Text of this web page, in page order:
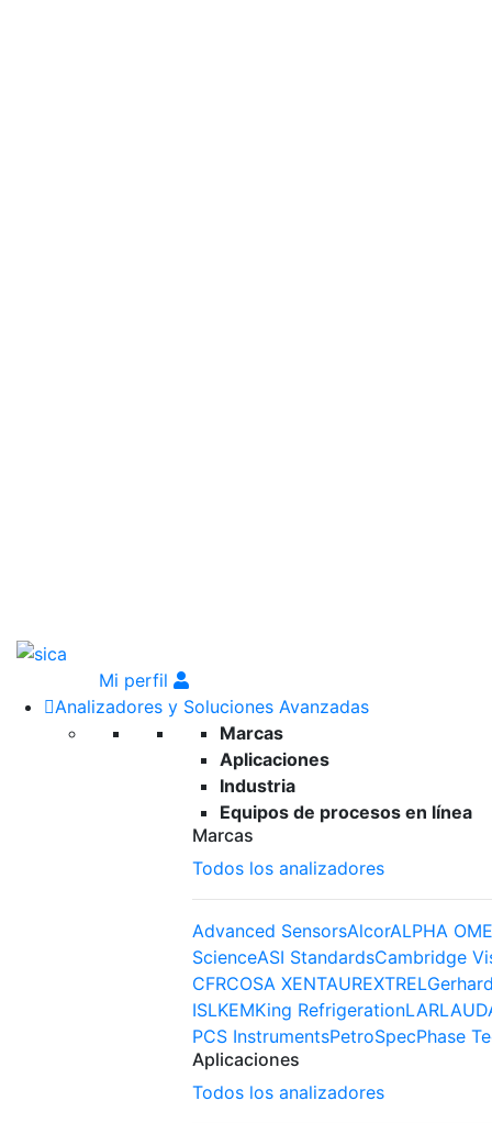
Mi perfil
Analizadores y Soluciones Avanzadas
Marcas
Aplicaciones
Industria
Equipos de procesos en línea
Marcas
Todos los analizadores
Advanced SensorsAlcorALPHA
ScienceASI StandardsCambridge
CFRCOSA XENTAUREXTREL
ISLKEMKing RefrigerationLAR
PCS InstrumentsPetroSpecPhase
Aplicaciones
Todos los analizadores